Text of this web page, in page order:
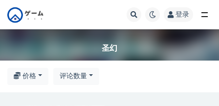
登录
圣幻
价格 评论数量